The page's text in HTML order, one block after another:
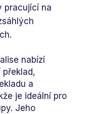
pracující na
nabízí
překlad,
a
je ideální pro
Jeho